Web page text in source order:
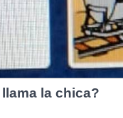
la chica?